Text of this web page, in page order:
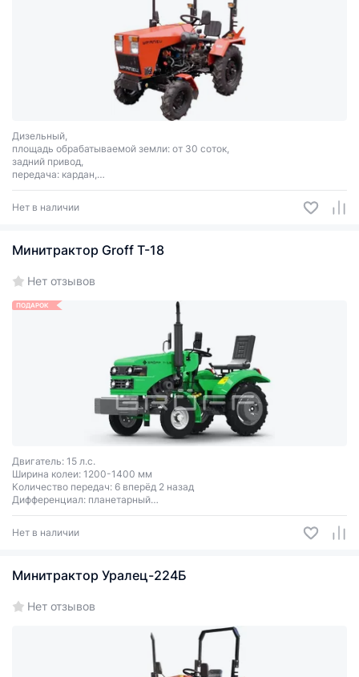
Дизельный,
площадь обрабатываемой земли: от 30 соток,
задний привод,
передача: кардан,
сцепное соединение: 3 точки.
Нет в наличии
Минитрактор Groff Т-18
Нет отзывов
ПОДАРОК
Двигатель: 15 л.с.
Ширина колеи: 1200-1400 мм
Количество передач: 6 вперёд 2 назад
Дифференциал: планетарный
Система гидравлики: одновекторная (4 положения)
Блокировка заднего моста: есть
Нет в наличии
Минитрактор Уралец-224Б
Нет отзывов